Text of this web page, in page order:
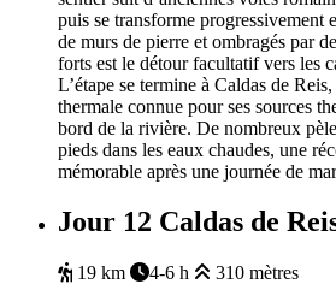
puis se transforme progressivement
de murs de pierre et ombragés par
forts est le détour facultatif vers les
L’étape se termine à Caldas de
thermale connue pour ses sources
bord de la rivière. De nombreux
pieds dans les eaux chaudes, une
mémorable après une journée de
Jour 12 Caldas de
19 km 4-6 h
310 mètres